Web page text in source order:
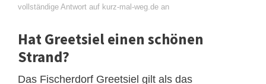
vollständige Antwort auf kurz-mal-weg.de an
Hat Greetsiel einen schönen
Strand?
Das Fischerdorf Greetsiel gilt als das